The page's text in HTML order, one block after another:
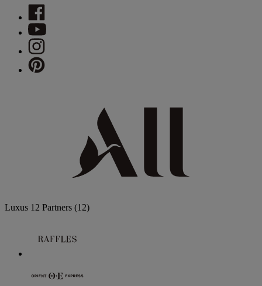
Luxus 12 Partners (12)